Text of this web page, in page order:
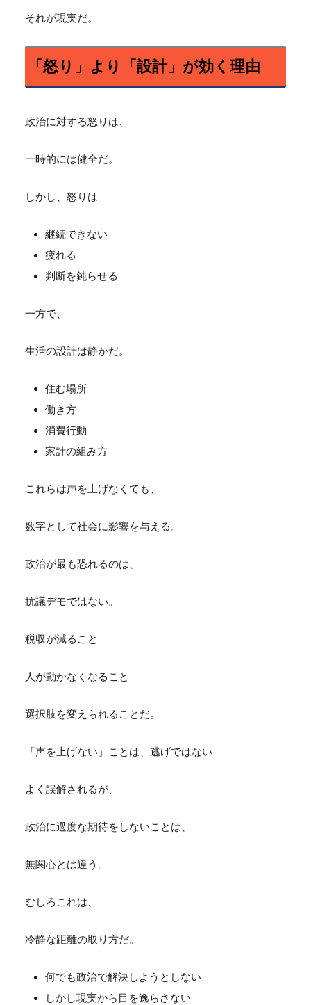
それが現実だ。
「怒り」より「設計」が効く理由
政治に対する怒りは、
一時的には健全だ。
しかし、怒りは
継続できない
疲れる
判断を鈍らせる
一方で、
生活の設計は静かだ。
住む場所
働き方
消費行動
家計の組み方
これらは声を上げなくても、
数字として社会に影響を与える。
政治が最も恐れるのは、
抗議デモではない。
税収が減ること
人が動かなくなること
選択肢を変えられることだ。
「声を上げない」ことは、逃げではない
よく誤解されるが、
政治に過度な期待をしないことは、
無関心とは違う。
むしろこれは、
冷静な距離の取り方だ。
何でも政治で解決しようとしない
しかし現実から目を逸らさない